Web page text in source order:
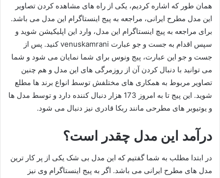
همان طور که اشاره کردیم، یکی از راه های مشاهده کردن تصاویر
این مدل مطرح ایرانی، مراجعه به پیج اینستاگرام این مدل می باشد.
برای مراجعه به پیچ اینستاگرام این مدل، وارد این اپلیکیشن شوید و
سپس اقدام به جست و جو عبارت venuskamrani کنید. پس از
جست و جو این عبارت، پیج ونوس برای شما نمایان می شود و شما
می توانید با دنبال کردن آن از روزمرگی های این مدل و هم چنین
تصاویر مربوط به همکاری های مختلفش توسط انواع برند ها مطلع
شوید. این پیج تا به امروز 173 هزار دنبال کننده دارد و توسط مدل ها
و یوتیوبر های مطرحی مانند ربکا قادری نیز دنبال می شود.
درآمد این مدل چقدر است؟
در ابتدا مطلب به شما گفتیم که این مدل بی شک یکی از پر کار ترین
مدل های مطرح ایرانی می باشد. اگر به پیج اینستاگرام وی نیز